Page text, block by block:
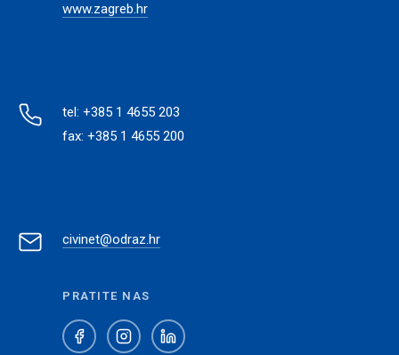
www.zagreb.hr
tel: +385 1 4655 203
fax: +385 1 4655 200
civinet@odraz.hr
PRATITE NAS